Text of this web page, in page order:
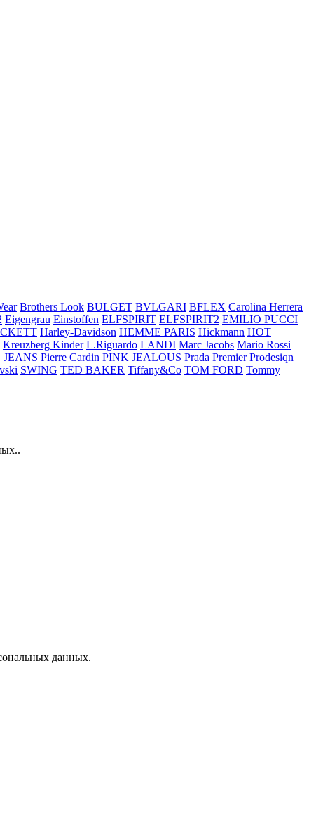
Brothers Look BULGET BVLGARI BFLEX Carolina Herrera
Eigengrau Einstoffen ELFSPIRIT ELFSPIRIT2 EMILIO PUCCI
Harley-Davidson HEMME PARIS Hickmann HOT
Kreuzberg Kinder L.Riguardo LANDI Marc Jacobs Mario Rossi
JEANS Pierre Cardin PINK JEALOUS Prada Premier Prodesiqn
SWING TED BAKER Tiffany&Co TOM FORD Tommy
данных.